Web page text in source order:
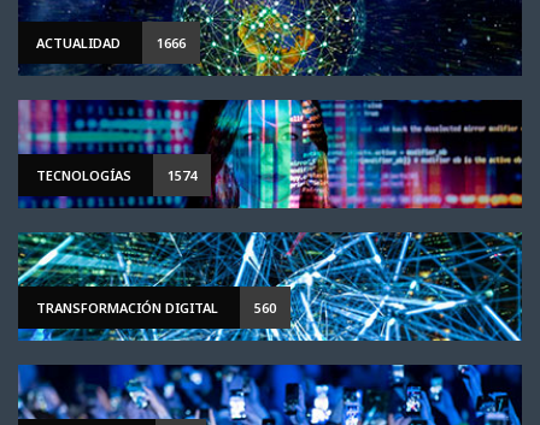
ACTUALIDAD 1666
TECNOLOGÍAS 1574
TRANSFORMACIÓN DIGITAL 560